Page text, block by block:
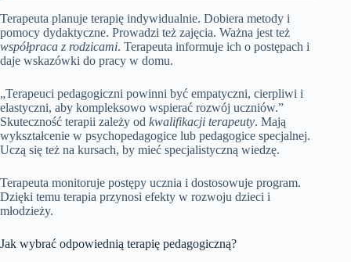
Terapeuta planuje terapię indywidualnie. Dobiera metody i
pomocy dydaktyczne. Prowadzi też zajęcia. Ważna jest też
współpraca z rodzicami. Terapeuta informuje ich o postępach i
daje wskazówki do pracy w domu.
„Terapeuci pedagogiczni powinni być empatyczni, cierpliwi i
elastyczni, aby kompleksowo wspierać rozwój uczniów.”
Skuteczność terapii zależy od kwalifikacji terapeuty. Mają
wykształcenie w psychopedagogice lub pedagogice specjalnej.
Uczą się też na kursach, by mieć specjalistyczną wiedzę.
Terapeuta monitoruje postępy ucznia i dostosowuje program.
Dzięki temu terapia przynosi efekty w rozwoju dzieci i
młodzieży.
Jak wybrać odpowiednią terapię pedagogiczną?